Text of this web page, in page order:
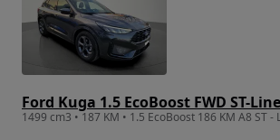
Ford Kuga 1.5 EcoBoost FWD ST-Line
1499 cm3 • 187 KM • 1.5 EcoBoost 186 KM A8 ST -